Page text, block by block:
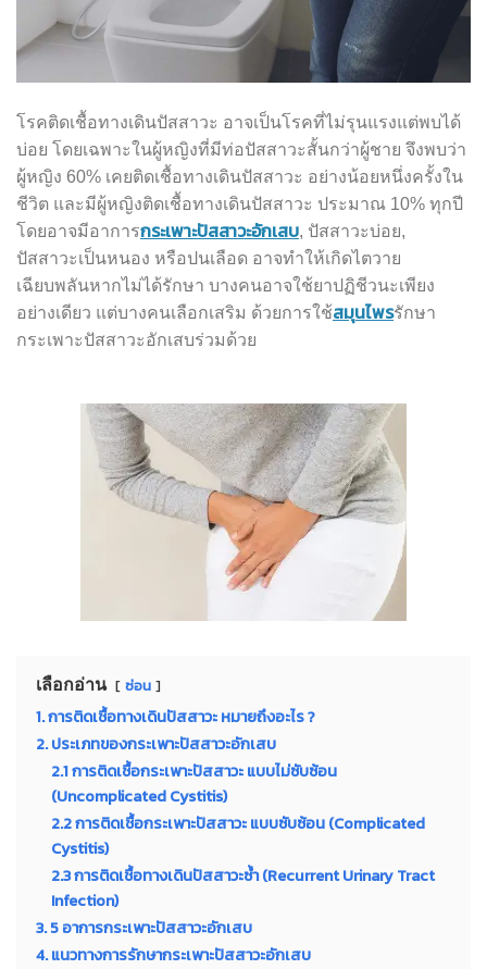
โรคติดเชื้อทางเดินปัสสาวะ อาจเป็นโรคที่ไม่รุนแรงแต่พบได้
บ่อย โดยเฉพาะในผู้หญิงที่มีท่อปัสสาวะสั้นกว่าผู้ชาย จึงพบว่า
ผู้หญิง 60% เคยติดเชื้อทางเดินปัสสาวะ อย่างน้อยหนึ่งครั้งใน
ชีวิต และมีผู้หญิงติดเชื้อทางเดินปัสสาวะ ประมาณ 10% ทุกปี
โดยอาจมีอาการกระเพาะปัสสาวะอักเสบ, ปัสสาวะบ่อย,
ปัสสาวะเป็นหนอง หรือปนเลือด อาจทำให้เกิดไตวาย
เฉียบพลันหากไม่ได้รักษา บางคนอาจใช้ยาปฏิชีวนะเพียง
อย่างเดียว แต่บางคนเลือกเสริม ด้วยการใช้สมุนไพรรักษา
กระเพาะปัสสาวะอักเสบร่วมด้วย
เลือกอ่าน ซ่อน
1. การติดเชื้อทางเดินปัสสาวะ หมายถึงอะไร ?
2. ประเภทของกระเพาะปัสสาวะอักเสบ
2.1 การติดเชื้อกระเพาะปัสสาวะ แบบไม่ซับซ้อน
(Uncomplicated Cystitis)
2.2 การติดเชื้อกระเพาะปัสสาวะ แบบซับซ้อน (Complicated
Cystitis)
2.3 การติดเชื้อทางเดินปัสสาวะซ้ำ (Recurrent Urinary Tract
Infection)
3. 5 อาการกระเพาะปัสสาวะอักเสบ
4. แนวทางการรักษากระเพาะปัสสาวะอักเสบ